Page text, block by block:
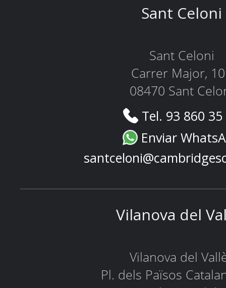
Sant Celoni
Sant Celoni
Carrer Major,
08470 Sant
Tel. 93 860
Enviar
Vilanova del
Vilanova del
Pl. dels Països